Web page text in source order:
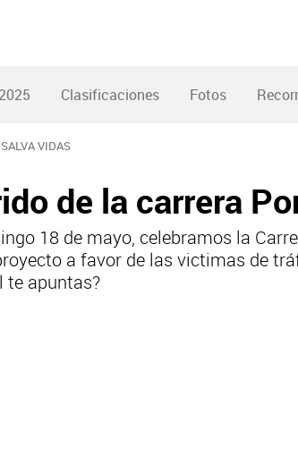
2025 Clasificaciones Fotos
VIDAS
de la carrera
18 de mayo, celebramos la
a favor de las victimas de
te apuntas?